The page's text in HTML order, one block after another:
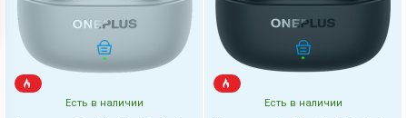
Есть в наличии
КУПИТЬ
Есть в наличии
КУПИТЬ